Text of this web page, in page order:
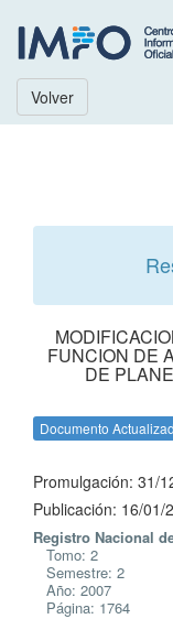
Volver
FUNCION DE
DE
Documento
Promulgación: 31/
Publicación: 16/01/
Registro Nacional
Tomo: 2
Semestre: 2
Año: 2007
Página: 1764